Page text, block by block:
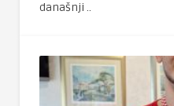
današnji ..